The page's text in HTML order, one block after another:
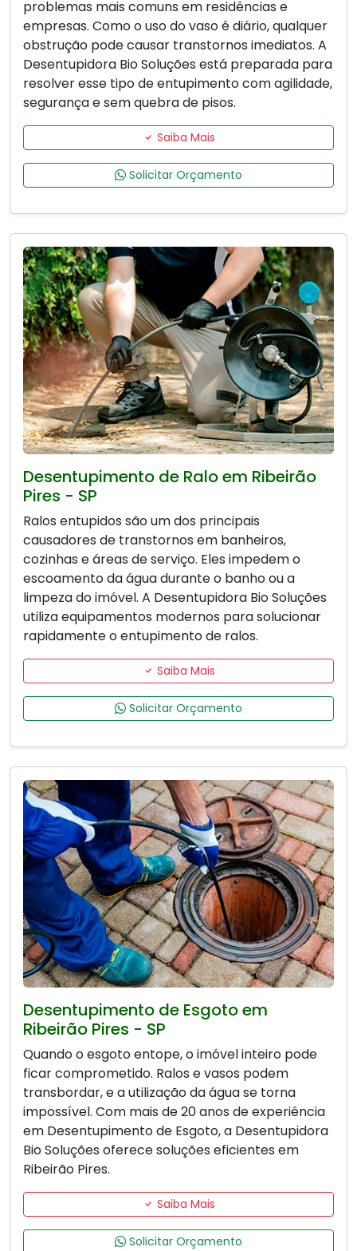
problemas mais comuns em residências e
empresas. Como o uso do vaso é diário, qualquer
obstrução pode causar transtornos imediatos. A
Desentupidora Bio Soluções está preparada para
resolver esse tipo de entupimento com agilidade,
segurança e sem quebra de pisos.
Saiba Mais
Solicitar Orçamento
Desentupimento de Ralo em Ribeirão
Pires - SP
Ralos entupidos são um dos principais
causadores de transtornos em banheiros,
cozinhas e áreas de serviço. Eles impedem o
escoamento da água durante o banho ou a
limpeza do imóvel. A Desentupidora Bio Soluções
utiliza equipamentos modernos para solucionar
rapidamente o entupimento de ralos.
Saiba Mais
Solicitar Orçamento
Desentupimento de Esgoto em
Ribeirão Pires - SP
Quando o esgoto entope, o imóvel inteiro pode
ficar comprometido. Ralos e vasos podem
transbordar, e a utilização da água se torna
impossível. Com mais de 20 anos de experiência
em Desentupimento de Esgoto, a Desentupidora
Bio Soluções oferece soluções eficientes em
Ribeirão Pires.
Saiba Mais
Solicitar Orçamento